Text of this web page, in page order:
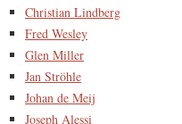
Christian Lindberg
Fred Wesley
Glen Miller
Jan Ströhle
Johan de Meij
Joseph Alessi